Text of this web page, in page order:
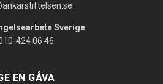
Sverige
424 06 46
EN GÅVA